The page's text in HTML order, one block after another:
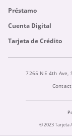
Préstamo
Cuenta Digital
Tarjeta de Crédito
7265 NE 4th Ave,
© 2023 Tarjeta